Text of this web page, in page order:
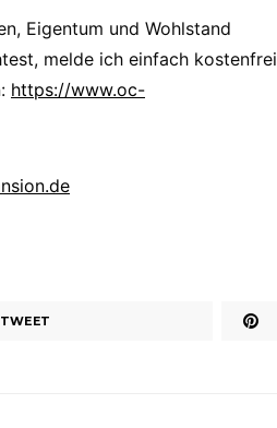
Eigentum und Wohlstand
melde ich einfach kostenfrei
https://www.oc-
TWEET